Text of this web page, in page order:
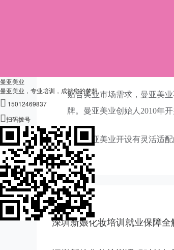
曼亚美业
曼亚美业，专业培训，成就您的梦想
 15012469837
扫码拨号
贴合美业市场需求，曼亚美
牌。曼亚美业创始人2010年
郑州曼亚美业开设有灵活适
更多资讯
深圳新娘化妆培训就业保障全